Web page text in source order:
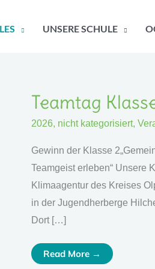
UNSERE SCHULE
Teamtag
2026, nicht kategorisiert,
Gewinn der Klasse
Teamgeist erleben“ Unsere
Klimaagentur des Kreises
in der Jugendherberge
Dort […]
Teamtag
Klasse
2
Read More →